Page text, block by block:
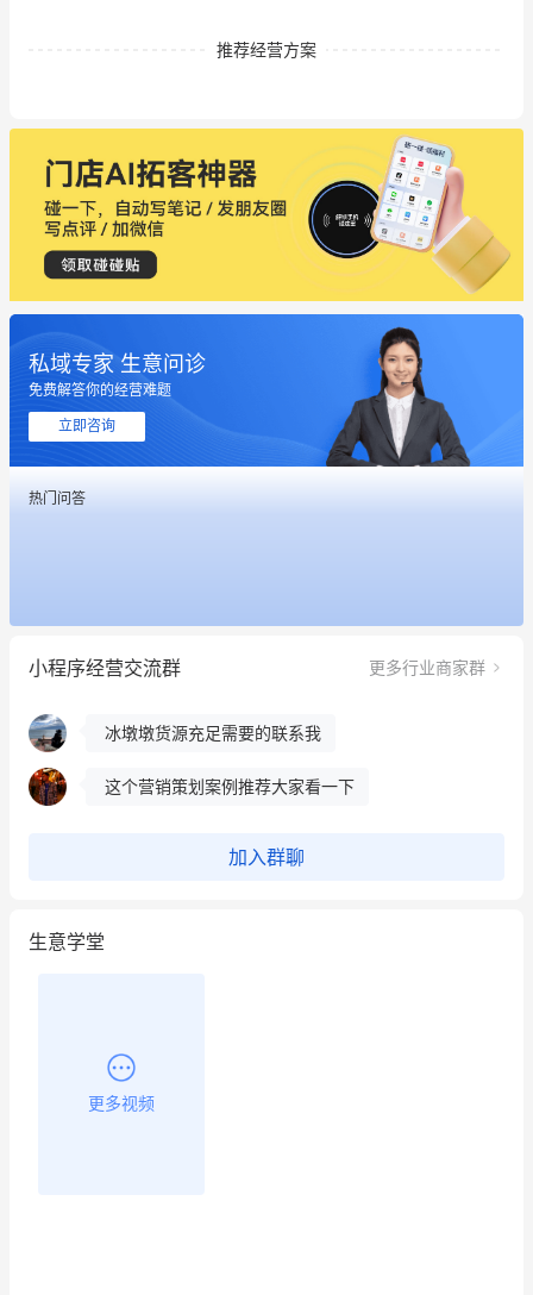
推荐经营方案
私域专家 生意问诊
免费解答你的经营难题
立即咨询
热门问答
小程序经营交流群 更多行业商家群
餐饮也得靠私域和服务提高竞争力
昨晚的直播课程太好啦❤️
冰墩墩货源充足需要的联系我
这个营销策划案例推荐大家看一下
加入群聊
生意学堂
更多视频